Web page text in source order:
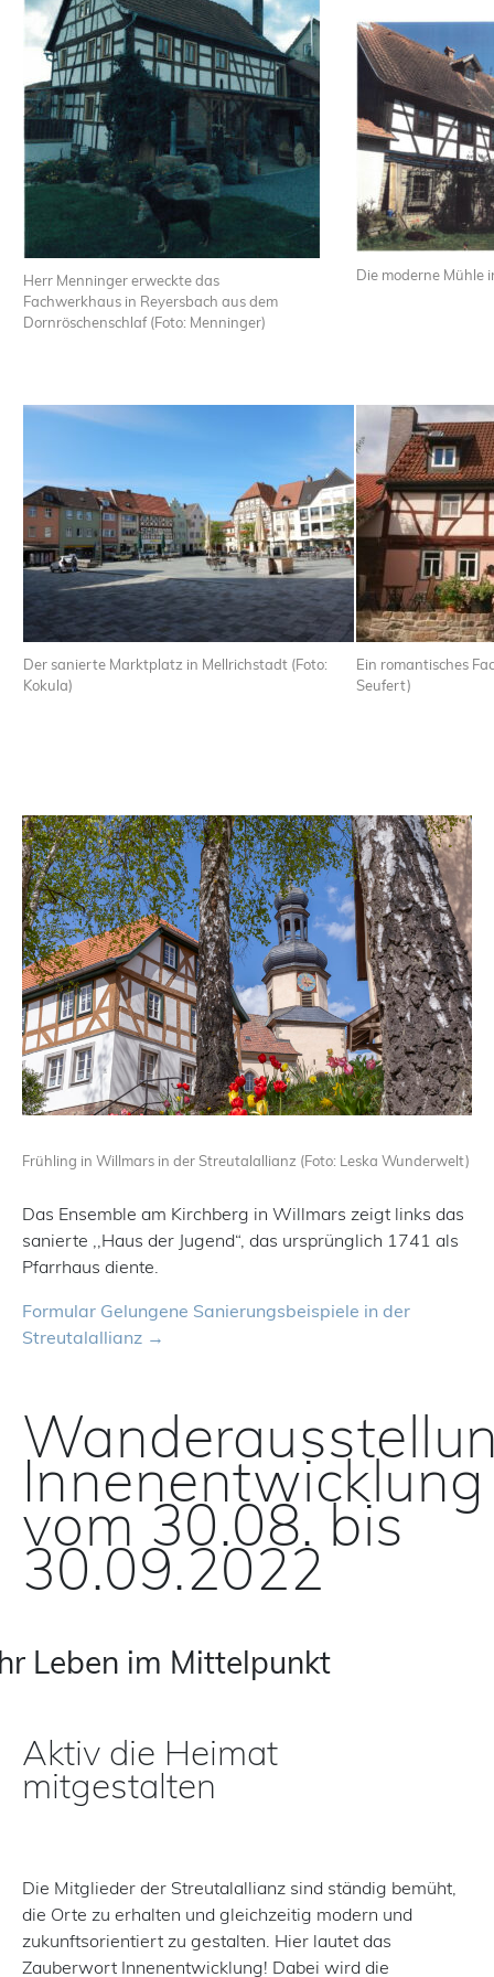
Herr Menninger erweckte das
Fachwerkhaus in Reyersbach aus dem
Dornröschenschlaf (Foto: Menninger)
Die moderne Mühle
Der sanierte Marktplatz in Mellrichstadt (Foto:
Kokula)
Ein romantisches
Seufert)
Frühling in Willmars in der Streutalallianz (Foto: Leska Wunderwelt)
Das Ensemble am Kirchberg in Willmars zeigt links das
sanierte ,,Haus der Jugend“, das ursprünglich 1741 als
Pfarrhaus diente.
Formular Gelungene Sanierungsbeispiele in der
Streutalallianz
Innenentwicklung
vom 30.08. bis
30.09.2022
Leben im Mittelpunkt
Aktiv die Heimat
mitgestalten
Die Mitglieder der Streutalallianz sind ständig bemüht,
die Orte zu erhalten und gleichzeitig modern und
zukunftsorientiert zu gestalten. Hier lautet das
Zauberwort Innenentwicklung! Dabei wird die